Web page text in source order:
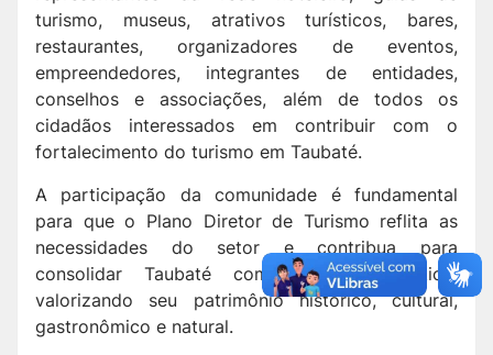
turismo, museus, atrativos turísticos, bares,
restaurantes, organizadores de eventos,
empreendedores, integrantes de entidades,
conselhos e associações, além de todos os
cidadãos interessados em contribuir com o
fortalecimento do turismo em Taubaté.
A participação da comunidade é fundamental
para que o Plano Diretor de Turismo reflita as
necessidades do setor e contribua para
consolidar Taubaté como destino turístico,
valorizando seu patrimônio histórico, cultural,
gastronômico e natural.